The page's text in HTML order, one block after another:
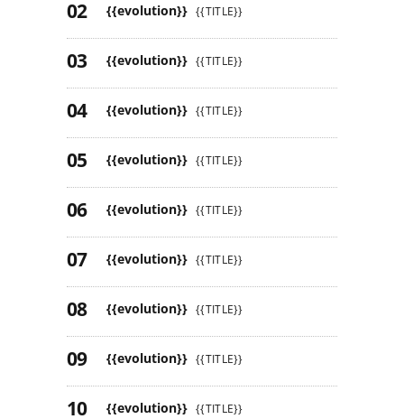
{{evolution}} {{TITLE}}
{{evolution}} {{TITLE}}
{{evolution}} {{TITLE}}
{{evolution}} {{TITLE}}
{{evolution}} {{TITLE}}
{{evolution}} {{TITLE}}
{{evolution}} {{TITLE}}
{{evolution}} {{TITLE}}
{{evolution}} {{TITLE}}